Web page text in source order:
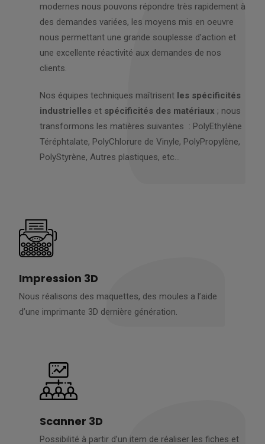
modernes nous pouvons répondre très rapidement à
des demandes variées, les moyens mis en oeuvre
nous permettant une grande souplesse d’action et
une excellente réactivité aux demandes de nos
clients.
Nos équipes techniques maîtrisent les spécificités
industrielles et spécificités des matériaux ; nous
transformons les matières suivantes : PolyEthylène
Téréphtalate, PolyChlorure de Vinyle, PolyPropylène,
PolyStyrène, Autres plastiques, etc…
Impression 3D
Nous réalisons des maquettes, des moules a l’aide
d’une imprimante 3D dernière génération.
Scanner 3D
Possibilité à partir d’un item de réaliser les fiches et